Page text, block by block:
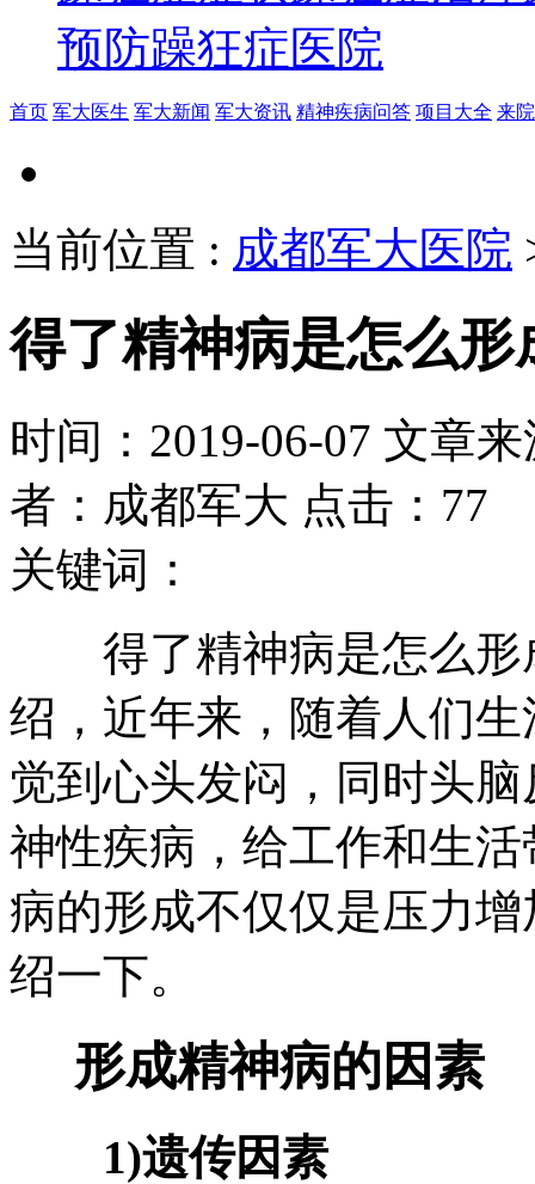
预防躁狂症医院
首页 军大医生 军大新闻 军大资讯 精神疾病问答 项目大全 来
当前位置 : 成都军大医院
得了精神病是怎么形
时间：2019-06-07 文章
者：成都军大 点击：77
关键词：
得了精神病是怎么形
绍，近年来，随着人们
觉到心头发闷，同时头
神性疾病，给工作和生
病的形成不仅仅是压力
绍一下。
形成精神病的因素
1)遗传因素